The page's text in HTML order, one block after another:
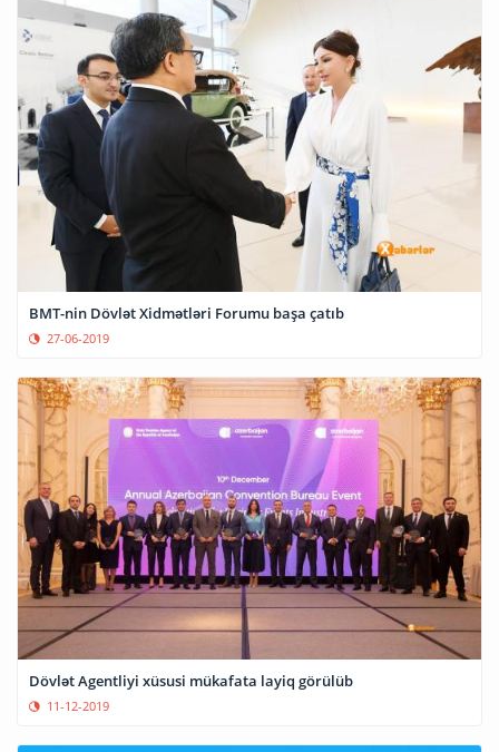
BMT-nin Dövlət Xidmətləri Forumu başa çatıb
27-06-2019
Dövlət Agentliyi xüsusi mükafata layiq görülüb
11-12-2019